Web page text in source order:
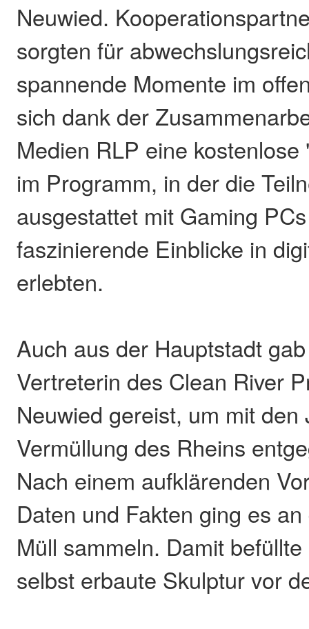
Neuwied.
sorgten für
spannende Momente im
sich dank der
Medien RLP eine
im Programm, in der die
ausgestattet mit Gaming
faszinierende Einblicke in
erlebten.
Auch aus der Hauptstadt
Vertreterin des Clean River
Neuwied gereist, um mit
Vermüllung des Rheins
Nach einem aufklärenden
Daten und Fakten ging es
Müll sammeln. Damit
selbst erbaute Skulptur vor